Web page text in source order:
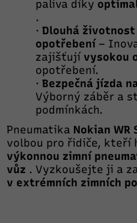
paliva díky
.
· Dlouhá životnost
opotřebení –
zajišťují vysokou
opotřebení.
· Bezpečná jízda
Výborný záběr a
podmínkách.
Pneumatika Nokian WR
volbou pro řidiče, kteří
výkonnou zimní
vůz . Vyzkoušejte ji a
v extrémních zimních